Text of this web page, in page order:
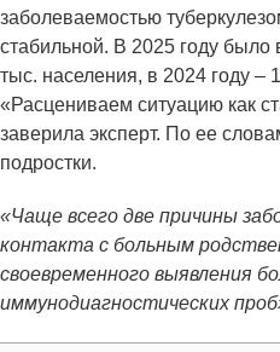
заболеваемостью
стабильной. В 2025 году
тыс. населения, в 2024 году –
«Расцениваем ситуацию как
заверила эксперт. По ее
подростки.
«Чаще всего две причины
контакта с больным
своевременного выявления
иммунодиагностических